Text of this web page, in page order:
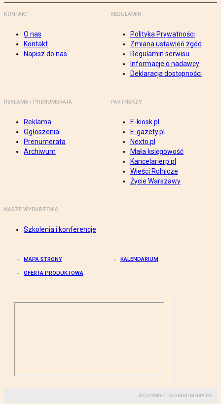
KONTAKT
O nas
Kontakt
Napisz do nas
REGULAMIN
Polityka Prywatności
Zmiana ustawień zgód
Regulamin serwisu
Informacje o nadawcy
Deklaracja dostępności
REKLAMA I PRENUMERATA
Reklama
Ogłoszenia
Prenumerata
Archiwum
PARTNERZY
E-kiosk.pl
E-gazety.pl
Nexto.pl
Mała księgowość
Kancelarierp.pl
Wieści Rolnicze
Życie Warszawy
NASZE WYDARZENIA
Szkolenia i konferencje
MAPA STRONY KALENDARIUM
OFERTA PRODUKTOWA
© COPYRIGHT BY GREMI MEDIA SA